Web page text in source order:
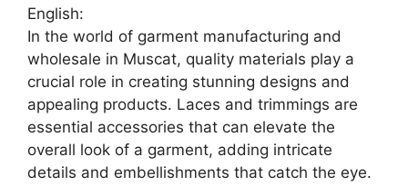
English:
In the world of garment manufacturing and
wholesale in Muscat, quality materials play a
crucial role in creating stunning designs and
appealing products. Laces and trimmings are
essential accessories that can elevate the
overall look of a garment, adding intricate
details and embellishments that catch the eye.